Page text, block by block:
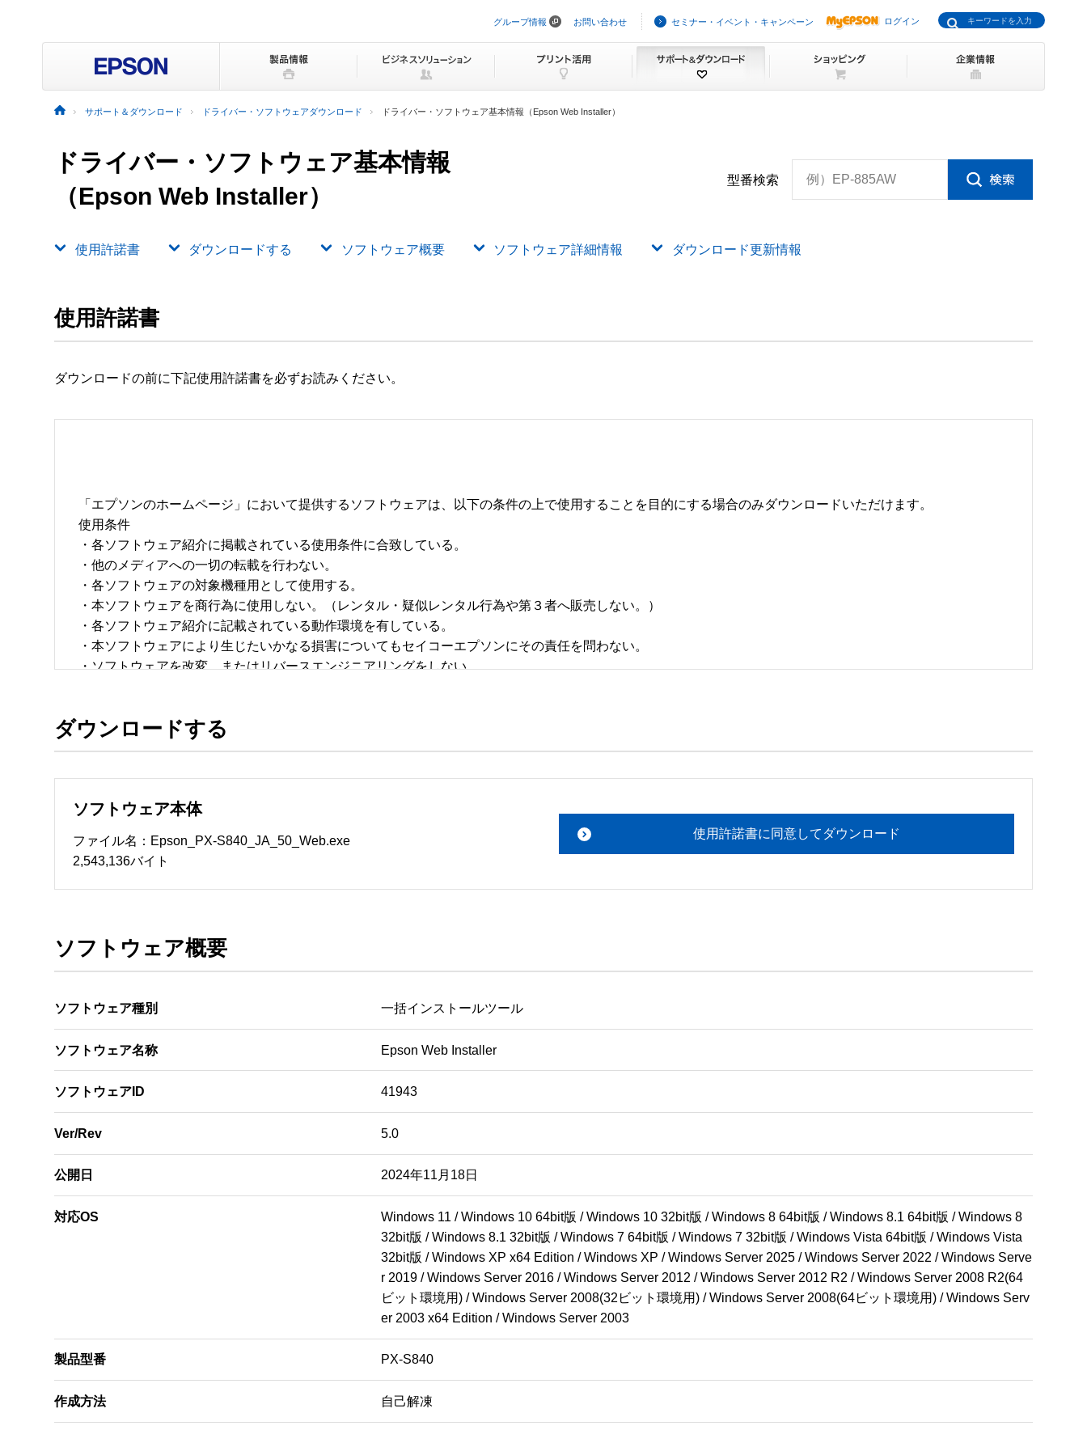
ビ
ョ
を
グループ情報 お問い合わせ セミナー・イベント・キャンペーン ログイン
サポート＆ダウンロード ドライバー・ソフトウェアダウンロード ドライバー・ソフトウェア基本情報（Epson Web Installer）
ドライバー・ソフトウェア基本情報
（Epson Web Installer）
型番検索 例）EP-885AW
使用許諾書 ダウンロードする ソフトウェア概要 ソフトウェア詳細情報 ダウンロード更新情報
使用許諾書
ダウンロードの前に下記使用許諾書を必ずお読みください。
「エプソンのホームページ」において提供するソフトウェアは、以下の条件の上で使用することを目的にする場合のみダウンロードいただけます。
使用条件
・各ソフトウェア紹介に掲載されている使用条件に合致している。
・他のメディアへの一切の転載を行わない。
・各ソフトウェアの対象機種用として使用する。
・本ソフトウェアを商行為に使用しない。（レンタル・疑似レンタル行為や第３者へ販売しない。）
・各ソフトウェア紹介に記載されている動作環境を有している。
・本ソフトウェアにより生じたいかなる損害についてもセイコーエプソンにその責任を問わない。
・ソフトウェアを改変、またはリバースエンジニアリングをしない。
ソフトウェアのサポート
ソフトウェアの保証範囲
・ソフトウェアは、予告せず改良、変更することがあります。
著作権者
ダウンロードする
ソフトウェア本体
ファイル名：Epson_PX-S840_JA_50_Web.exe
2,543,136バイト
使用許諾書に同意してダウンロード
ソフトウェア概要
ソフトウェア種別 一括インストールツール
ソフトウェア名称 Epson Web Installer
ソフトウェアID 41943
Ver/Rev 5.0
公開日 2024年11月18日
対応OS
Windows 11 / Windows 10 64bit版 / Windows 10 32bit版 / Windows 8 64bit版 / Windows 8.1 64bit版 / Windows 8
32bit版 / Windows 8.1 32bit版 / Windows 7 64bit版 / Windows 7 32bit版 / Windows Vista 64bit版 / Windows Vista
32bit版 / Windows XP x64 Edition / Windows XP / Windows Server 2025 / Windows Server 2022 / Windows Serve
r 2019 / Windows Server 2016 / Windows Server 2012 / Windows Server 2012 R2 / Windows Server 2008 R2(64
ビット環境用) / Windows Server 2008(32ビット環境用) / Windows Server 2008(64ビット環境用) / Windows Serv
er 2003 x64 Edition / Windows Server 2003
製品型番 PX-S840
作成方法 自己解凍